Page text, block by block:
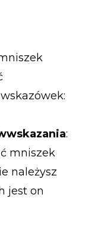
:
mniszek
należysz
jest on